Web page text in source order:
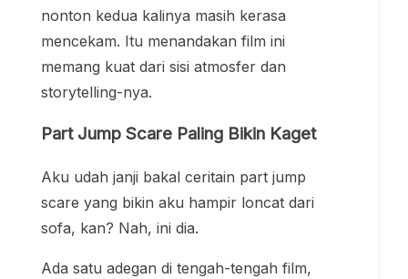
nonton kedua kalinya masih kerasa
mencekam. Itu menandakan film ini
memang kuat dari sisi atmosfer dan
storytelling-nya.
Part Jump Scare Paling Bikin Kaget
Aku udah janji bakal ceritain part jump
scare yang bikin aku hampir loncat dari
sofa, kan? Nah, ini dia.
Ada satu adegan di tengah-tengah film,